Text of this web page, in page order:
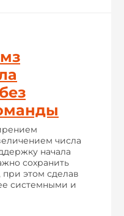
числа
начала
сохранить
этом сделав
системными и